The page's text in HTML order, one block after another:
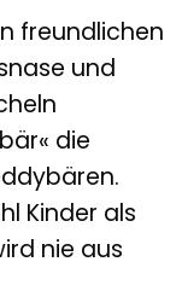
freundlichen
und
die
Kinder als
nie aus